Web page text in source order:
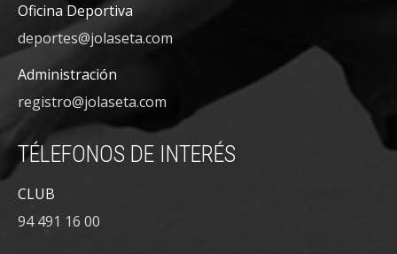
Oficina Deportiva
deportes@jolaseta.com
Administración
registro@jolaseta.com
TÉLEFONOS DE INTERÉS
CLUB
94 491 16 00